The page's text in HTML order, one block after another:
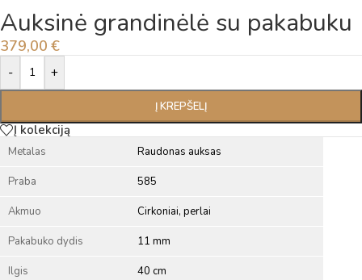
Auksinė grandinėlė su pakabuku
379,00 €
- +
Į KREPŠELĮ
Alternative:
Į kolekciją
Metalas Raudonas auksas
Praba 585
Akmuo Cirkoniai, perlai
Pakabuko dydis 11 mm
Ilgis 40 cm